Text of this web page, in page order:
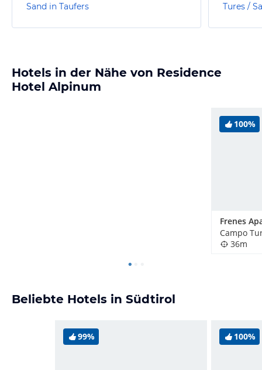
Sand in Taufers
Tures /
Hotels in der Nähe von Residence
Hotel Alpinum
100%
Frenes
36m
Beliebte Hotels in Südtirol
99% 100%